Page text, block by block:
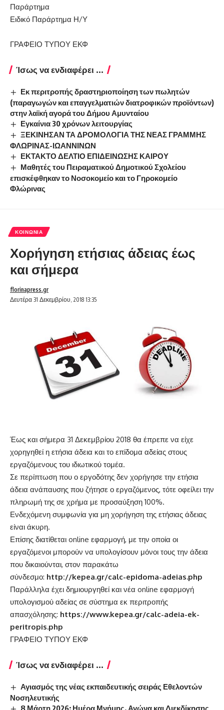
Παράρτημα
Ειδικό Παράρτημα Η/Υ
ΓΡΑΦΕΙΟ ΤΥΠΟΥ ΕΚΦ
Ίσως να ενδιαφέρει ...
Εκ περιτροπής δραστηριοποίηση των πωλητών
(παραγωγών και επαγγελματιών διατροφικών προϊόντων)
στην λαϊκή αγορά του Δήμου Αμυνταίου
Εγκαίνια 30 χρόνων λειτουργίας
ΞΕΚΙΝΗΣΑΝ ΤΑ ΔΡΟΜΟΛΟΓΙΑ ΤΗΣ ΝΕΑΣ ΓΡΑΜΜΗΣ
ΦΛΩΡΙΝΑΣ-ΙΩΑΝΝΙΝΩΝ
ΕΚΤΑΚΤΟ ΔΕΛΤΙΟ ΕΠΙΔΕΙΝΩΣΗΣ ΚΑΙΡΟΥ
Μαθητές του Πειραματικού Δημοτικού Σχολείου
επισκέφθηκαν το Νοσοκομείο και το Γηροκομείο
Φλώρινας
ΚΟΙΝΩΝΊΑ
Χορήγηση ετήσιας άδειας έως
και σήμερα
Δευτέρα 31 Δεκεμβρίου, 2018 13:35
florinapress.gr
Έως και σήμερα 31 Δεκεμβρίου 2018 θα έπρεπε να είχε
χορηγηθεί η ετήσια άδεια και το επίδομα αδείας στους
εργαζόμενους του ιδιωτικού τομέα.
Σε περίπτωση που ο εργοδότης δεν χορήγησε την ετήσια
άδεια ανάπαυσης που ζήτησε ο εργαζόμενος, τότε οφείλει την
πληρωμή της σε χρήμα με προσαύξηση 100%.
Ενδεχόμενη συμφωνία για μη χορήγηση της ετήσιας άδειας
είναι άκυρη.
Επίσης διατίθεται online εφαρμογή, με την οποία οι
εργαζόμενοι μπορούν να υπολογίσουν μόνοι τους την άδεια
που δικαιούνται, στον παρακάτω
σύνδεσμο: http://kepea.gr/calc-epidoma-adeias.php
Παράλληλα έχει δημιουργηθεί και νέα online εφαρμογή
υπολογισμού αδείας σε σύστημα εκ περιτροπής
απασχόλησης: https://www.kepea.gr/calc-adeia-ek-
peritropis.php
ΓΡΑΦΕΙΟ ΤΥΠΟΥ ΕΚΦ
Ίσως να ενδιαφέρει ...
Αγιασμός της νέας εκπαιδευτικής σειράς Εθελοντών
Νοσηλευτικής
8 Μάρτη 2026: Ημέρα Μνήμης, Αγώνα και Διεκδίκησης